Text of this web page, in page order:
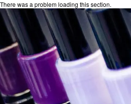
There was a problem loading this section.